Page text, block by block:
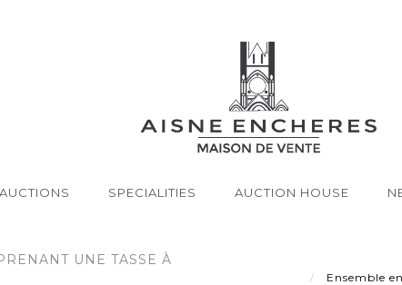
SPECIALITIES AUCTION HOUSE
UNE TASSE À
Ensemble